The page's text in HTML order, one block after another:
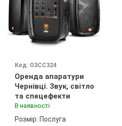
Код: ОЗСС324
Оренда апаратури
Чернівці. Звук, світло
та спецефекти
В наявності
Розмір: Послуга